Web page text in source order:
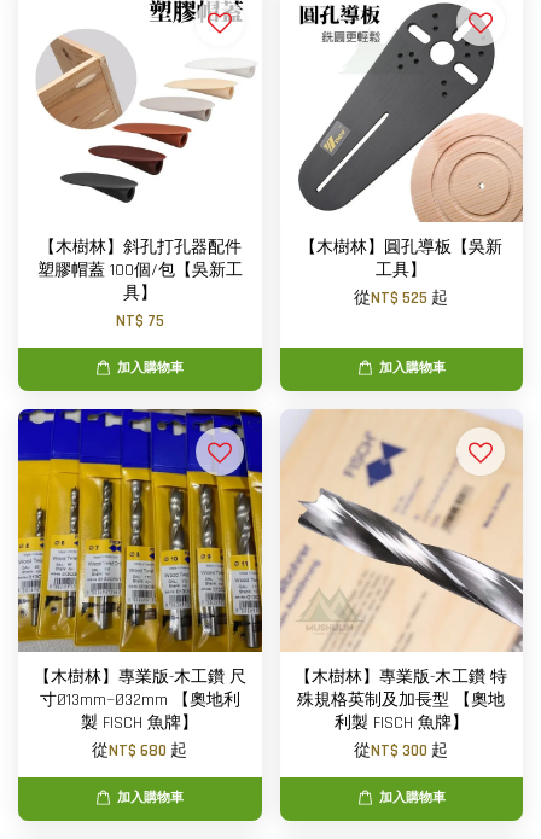
【木樹林】斜孔打孔器配件
塑膠帽蓋 100個/包【吳新工
具】
NT$ 75
加入購物車
【木樹林】圓孔導板【吳新
工具】
從NT$ 525 起
加入購物車
【木樹林】專業版-木工鑽 尺
寸Ø13mm~Ø32mm 【奧地利
製 FISCH 魚牌】
從NT$ 680 起
加入購物車
【木樹林】專業版-木工鑽 特
殊規格英制及加長型 【奧地
利製 FISCH 魚牌】
從NT$ 300 起
加入購物車